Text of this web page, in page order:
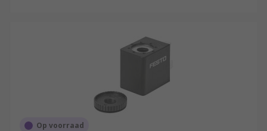
Op voorraad